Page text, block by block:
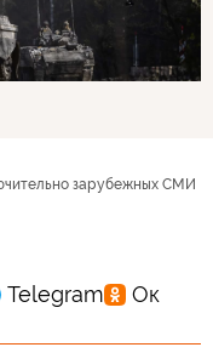
зарубежных СМИ